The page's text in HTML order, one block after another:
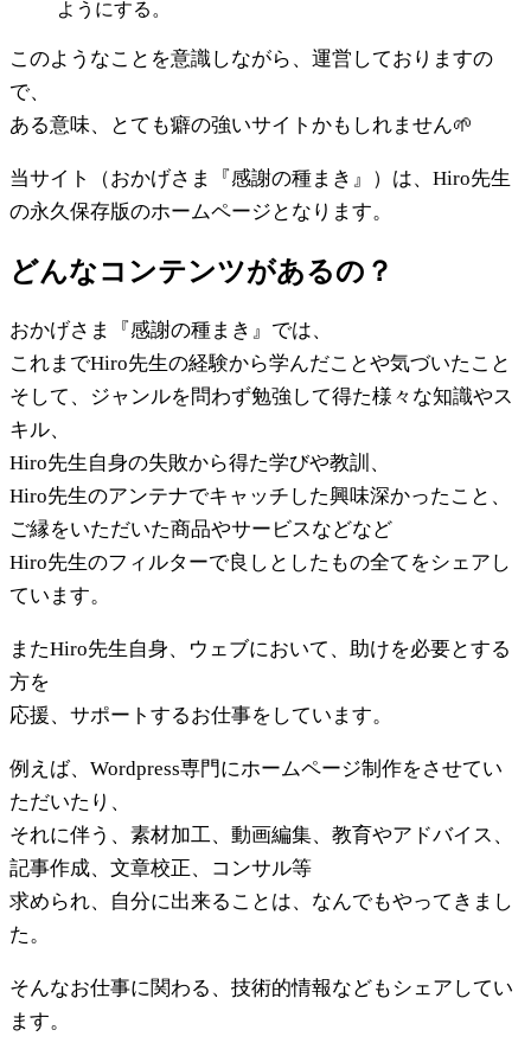
ようにする。
このようなことを意識しながら、運営しておりますの
で、
ある意味、とても癖の強いサイトかもしれません🌱
当サイト（おかげさま『感謝の種まき』）は、Hiro先生
の永久保存版のホームページとなります。
どんなコンテンツがあるの？
おかげさま『感謝の種まき』では、
これまでHiro先生の経験から学んだことや気づいたこと
そして、ジャンルを問わず勉強して得た様々な知識やス
キル、
Hiro先生自身の失敗から得た学びや教訓、
Hiro先生のアンテナでキャッチした興味深かったこと、
ご縁をいただいた商品やサービスなどなど
Hiro先生のフィルターで良しとしたもの全てをシェアし
ています。
またHiro先生自身、ウェブにおいて、助けを必要とする
方を
応援、サポートするお仕事をしています。
例えば、Wordpress専門にホームページ制作をさせてい
ただいたり、
それに伴う、素材加工、動画編集、教育やアドバイス、
記事作成、文章校正、コンサル等
求められ、自分に出来ることは、なんでもやってきまし
た。
そんなお仕事に関わる、技術的情報などもシェアしてい
ます。